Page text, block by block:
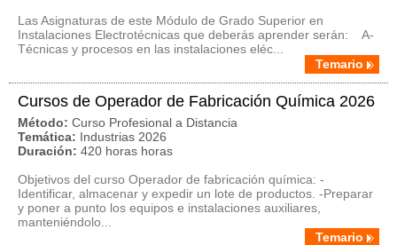
Las Asignaturas de este Módulo de Grado Superior en
Instalaciones Electrotécnicas que deberás aprender serán: A-
Técnicas y procesos en las instalaciones eléc...
Temario
Cursos de Operador de Fabricación Química 2026
Método: Curso Profesional a Distancia
Temática: Industrias 2026
Duración: 420 horas horas
Objetivos del curso Operador de fabricación química: -
Identificar, almacenar y expedir un lote de productos. -Preparar
y poner a punto los equipos e instalaciones auxiliares,
manteniéndolo...
Temario